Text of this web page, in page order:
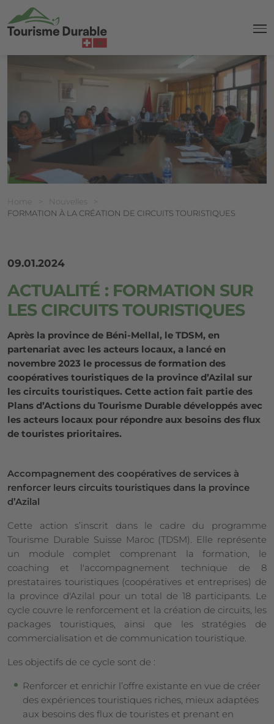
Breadcrumb
Vous êtes ici:
Home Nouvelles
FORMATION À LA CRÉATION DE CIRCUITS TOURISTIQUES
09.01.2024
ACTUALITÉ : FORMATION SUR
LES CIRCUITS TOURISTIQUES
Après la province de Béni-Mellal, le TDSM, en
partenariat avec les acteurs locaux, a lancé en
novembre 2023 le processus de formation des
coopératives touristiques de la province d’Azilal sur
les circuits touristiques. Cette action fait partie des
Plans d’Actions du Tourisme Durable développés avec
les acteurs locaux pour répondre aux besoins des flux
de touristes prioritaires.
Accompagnement des coopératives de services à
renforcer leurs circuits touristiques dans la province
d’Azilal
Cette action s’inscrit dans le cadre du programme
Tourisme Durable Suisse Maroc (TDSM). Elle représente
un module complet comprenant la formation, le
coaching et l'accompagnement technique de 8
prestataires touristiques (coopératives et entreprises) de
la province d'Azilal pour un total de 18 participants. Le
cycle couvre le renforcement et la création de circuits, les
packages touristiques, ainsi que les stratégies de
commercialisation et de communication touristique.
Les objectifs de ce cycle sont de :
Renforcer et enrichir l’offre existante en vue de créer
des expériences touristiques riches, mieux adaptées
aux besoins des flux de touristes et prenant en